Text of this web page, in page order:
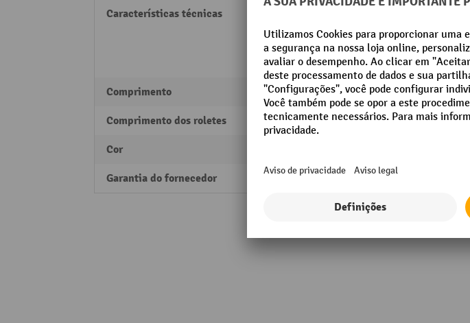
Características técnicas
Carga de rutura: 1650 N
Caraterísticas: ondulada/em
relevo
Comprimento 3000 m
Comprimento dos roletes 3000 m
Cor
Garantia do fornecedor 1